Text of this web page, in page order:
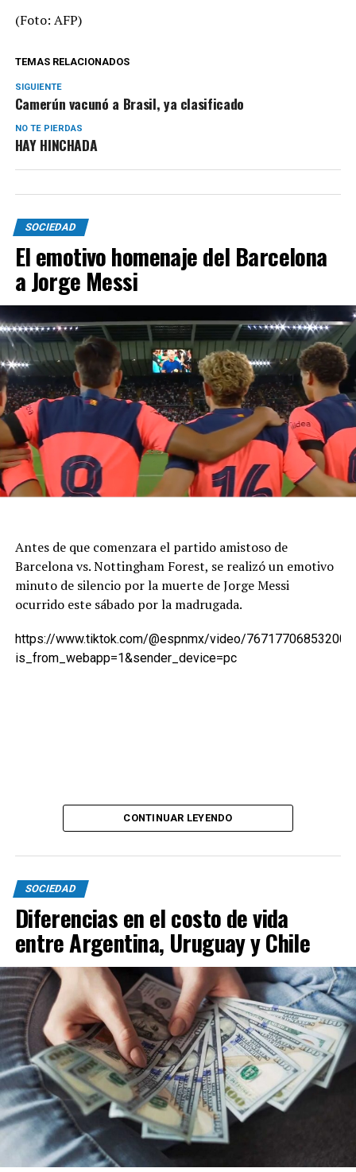
(Foto: AFP)
TEMAS RELACIONADOS
SIGUIENTE
Camerún vacunó a Brasil, ya clasificado
NO TE PIERDAS
HAY HINCHADA
SOCIEDAD
El emotivo homenaje del Barcelona
a Jorge Messi
Antes de que comenzara el partido amistoso de
Barcelona vs. Nottingham Forest, se realizó un emotivo
minuto de silencio por la muerte de Jorge Messi
ocurrido este sábado por la madrugada.
https://www.tiktok.com/@espnmx/video/
is_from_webapp=1&sender_device=pc
CONTINUAR LEYENDO
SOCIEDAD
Diferencias en el costo de vida
entre Argentina, Uruguay y Chile